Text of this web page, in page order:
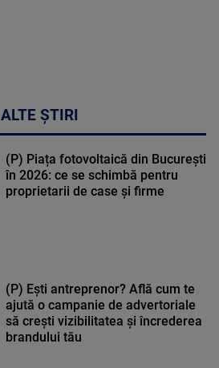
ALTE ȘTIRI
(P) Piața fotovoltaică din București
în 2026: ce se schimbă pentru
proprietarii de case și firme
(P) Ești antreprenor? Află cum te
ajută o campanie de advertoriale
să crești vizibilitatea și încrederea
brandului tău